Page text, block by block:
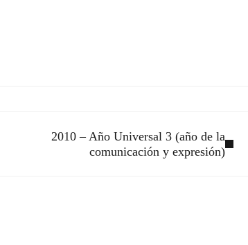
2010 – Año Universal 3 (año de la
comunicación y expresión)